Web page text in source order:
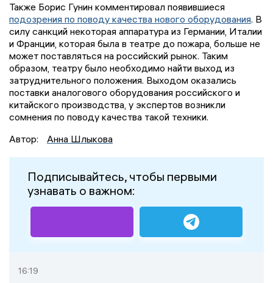
Также Борис Гунин комментировал появившиеся
подозрения по поводу качества нового оборудования. В
силу санкций некоторая аппаратура из Германии, Италии
и Франции, которая была в театре до пожара, больше не
может поставляться на российский рынок. Таким
образом, театру было необходимо найти выход из
затруднительного положения. Выходом оказались
поставки аналогового оборудования российского и
китайского производства, у экспертов возникли
сомнения по поводу качества такой техники.
Автор:
Анна Шлыкова
Подписывайтесь, чтобы первыми
узнавать о важном:
16:19